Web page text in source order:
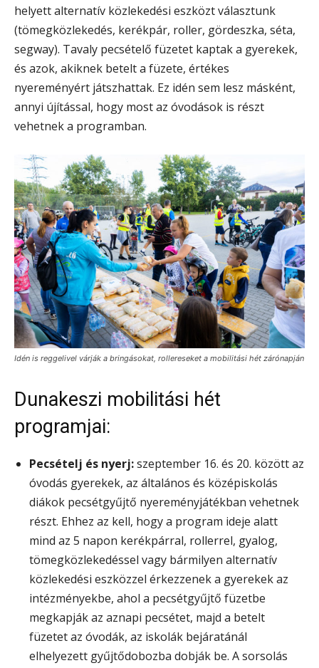
helyett alternatív közlekedési eszközt választunk
(tömegközlekedés, kerékpár, roller, gördeszka, séta,
segway). Tavaly pecsételő füzetet kaptak a gyerekek,
és azok, akiknek betelt a füzete, értékes
nyereményért játszhattak. Ez idén sem lesz másként,
annyi újítással, hogy most az óvodások is részt
vehetnek a programban.
Idén is reggelivel várják a bringásokat, rollereseket a mobilitási hét zárónapján
Dunakeszi mobilitási hét
programjai:
Pecsételj és nyerj:szeptember 16. és 20. között az
óvodás gyerekek, az általános és középiskolás
diákok pecsétgyűjtő nyereményjátékban vehetnek
részt. Ehhez az kell, hogy a program ideje alatt
mind az 5 napon kerékpárral, rollerrel, gyalog,
tömegközlekedéssel vagy bármilyen alternatív
közlekedési eszközzel érkezzenek a gyerekek az
intézményekbe, ahol a pecsétgyűjtő füzetbe
megkapják az aznapi pecsétet, majd a betelt
füzetet az óvodák, az iskolák bejáratánál
elhelyezett gyűjtődobozba dobják be. A sorsolás